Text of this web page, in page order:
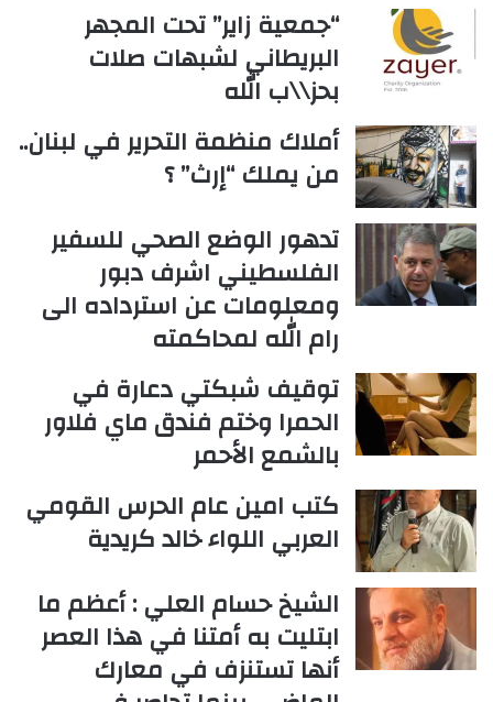
“جمعية زاير” تحت المجهر
البريطاني لشبهات صلات
بحز\\ب الله
أملاك منظمة التحرير في لبنان..
من يملك “إرث” ؟
تدهور الوضع الصحي للسفير
الفلسطيني اشرف دبور
ومعلومات عن استرداده الى
رام الله لمحاكمته
توقيف شبكتي دعارة في
الحمرا وختم فندق ماي فلاور
بالشمع الأحمر
كتب امين عام الحرس القومي
العربي اللواء خالد كريدية
الشيخ حسام العلي : أعظم ما
ابتليت به أمتنا في هذا العصر
أنها تستنزف في معارك